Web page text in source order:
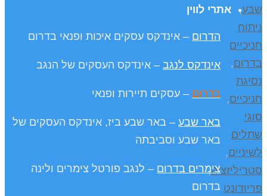
שבע,
ניתוח
חניכיים
בדרום,
נסיגת
חניכיים,
סוגי
שתלים
לשיניים,
סטריליזציה,
פריודונט
אתרי לווין
הדרום – אינדקס עסקים איכות ופנאי בדרום
אינדקס לנגב – אינדקס העסקים של הנגב
בדרום – עסקים תיירות ופנאי
באר שבע – באר שבע ביז, אינדקס העסקים של
באר שבע וסביבתה
צימרים בדרום – לנגב פורטל צימרים ולינה
בדרום